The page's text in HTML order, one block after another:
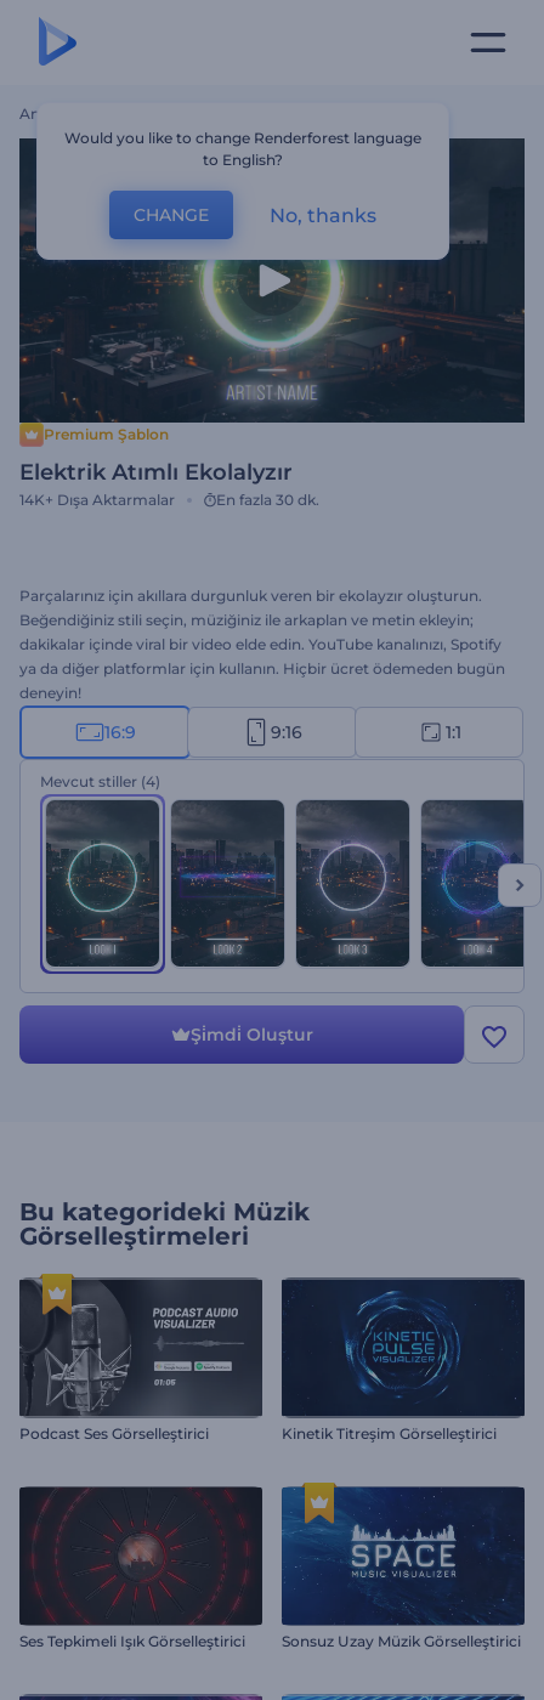
Ana Sayfa
Premium Şablon
Elektrik Atımlı Ekolalyzır
14K+ Dışa Aktarmalar En fazla 30 dk.
Parçalarınız için akıllara durgunluk veren bir ekolayzır oluşturun.
Beğendiğiniz stili seçin, müziğiniz ile arkaplan ve metin ekleyin;
dakikalar içinde viral bir video elde edin. YouTube kanalınızı, Spotify
ya da diğer platformlar için kullanın. Hiçbir ücret ödemeden bugün
deneyin!
16:9 9:16 1:1
Mevcut stiller (4)
Şi̇mdi̇ Oluştur
Bu kategorideki Müzik
Görselleştirmeleri
Podcast Ses Görselleştirici Kinetik Titreşim Görselleştirici
Ses Tepkimeli Işık Görselleştirici Sonsuz Uzay Müzik Görselleştirici
Would you like to change Renderforest language
to English?
CHANGE No, thanks